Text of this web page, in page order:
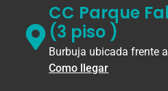
CC Parque
(3 piso )
Burbuja ubicada frente
Como llegar